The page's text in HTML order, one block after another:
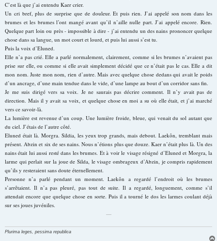
C’est là que j’ai entendu Kaer crier.
Un cri bref, plus de surprise que de douleur. Et puis rien. J’ai appelé son nom dans les
brumes et les brumes l’ont mangé avant qu’il n’aille nulle part. J’ai appelé encore. Rien.
Quelque part loin ou près - impossible à dire - j’ai entendu un des nains prononcer quelque
chose dans sa langue, un mot court et lourd, et puis lui aussi s’est tu.
Puis la voix d’Eluned.
Elle n’a pas crié. Elle a parlé normalement, clairement, comme si les brumes n’avaient pas
prise sur elle, ou comme si elle avait simplement décidé que ce n’était pas le cas. Elle a dit
mon nom. Juste mon nom, rien d’autre. Mais avec quelque chose dedans qui avait le poids
d’un ancrage, d’une main tendue dans le vide, d’une lampe au bout d’un corridor sans fin.
Je me suis dirigé vers sa voix. Je ne saurais pas décrire comment. Il n’y avait pas de
direction. Mais il y avait sa voix, et quelque chose en moi a su où elle était, et j’ai marché
vers ce savoir-là.
La lumière est revenue d’un coup. Une lumière froide, bleue, qui venait du sol autant que
du ciel. J’étais de l’autre côté.
Eluned était là. Morgra. Sildia, les yeux trop grands, mais debout. Laekôn, tremblant mais
présent. Abzin et six de ses nains. Nous n’étions plus que douze. Kaer n’était plus là. Un des
nains était lui aussi resté dans les brumes. Et à voir le visage résigné d’Eluned et Morgra, la
larme qui perlait sur la joue de Silda, le visage ombrageux d’Abzin, je compris rapidement
qu’ils y resteraient sans doute éternellement.
Personne n’a parlé pendant un moment. Laekôn a regardé l’endroit où les brumes
s’arrêtaient. Il n’a pas pleuré, pas tout de suite. Il a regardé, longuement, comme s’il
attendait encore que quelque chose en sorte. Puis il a tourné le dos les larmes coulant déjà
sur ses joues juvéniles.
—
Plurima leges, pessima republica